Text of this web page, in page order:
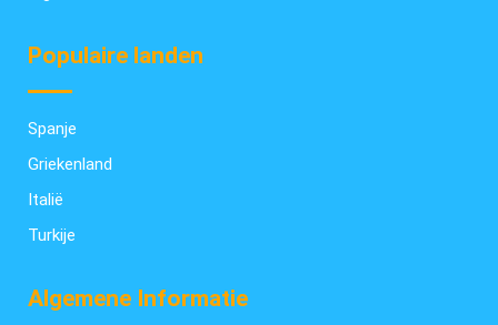
Populaire landen
Spanje
Griekenland
Italië
Turkije
Algemene Informatie